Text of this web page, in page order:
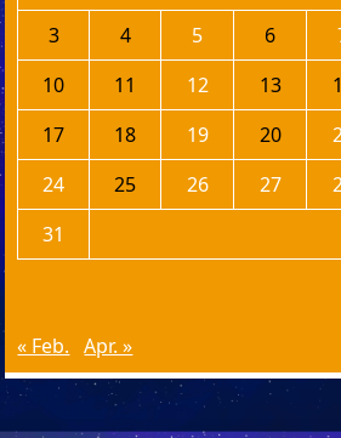
3
4 5 6
10
11 12 13
17
18 19 20
24
25 26 27
31
« Feb. Apr. »